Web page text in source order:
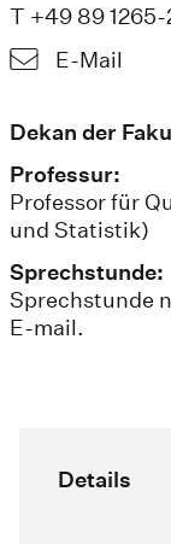
T +49 89 1265-
E-Mail
Dekan der
Professur:
Professor für
und Statistik)
Sprechstunde:
Sprechstunde
E-mail.
Details